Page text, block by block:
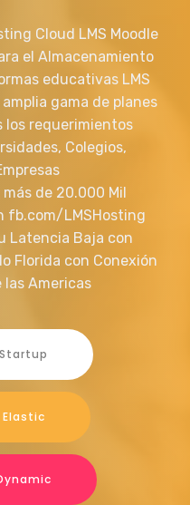
Cloud LMS Moodle
el Almacenamiento
educativas LMS
gama de planes
los requerimientos
Colegios,
de 20.000 Mil
fb.com/LMSHosting
Latencia Baja con
Florida con Conexión
las Americas
Elastic